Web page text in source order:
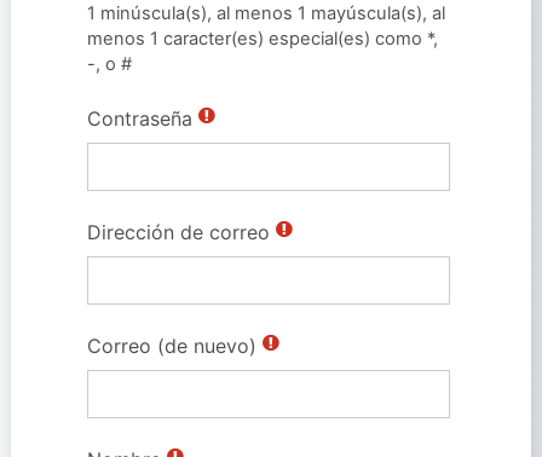
1 minúscula(s), al menos 1 mayúscula(s), al
menos 1 caracter(es) especial(es) como *,
-, o #
Contraseña
Dirección de correo
Correo (de nuevo)